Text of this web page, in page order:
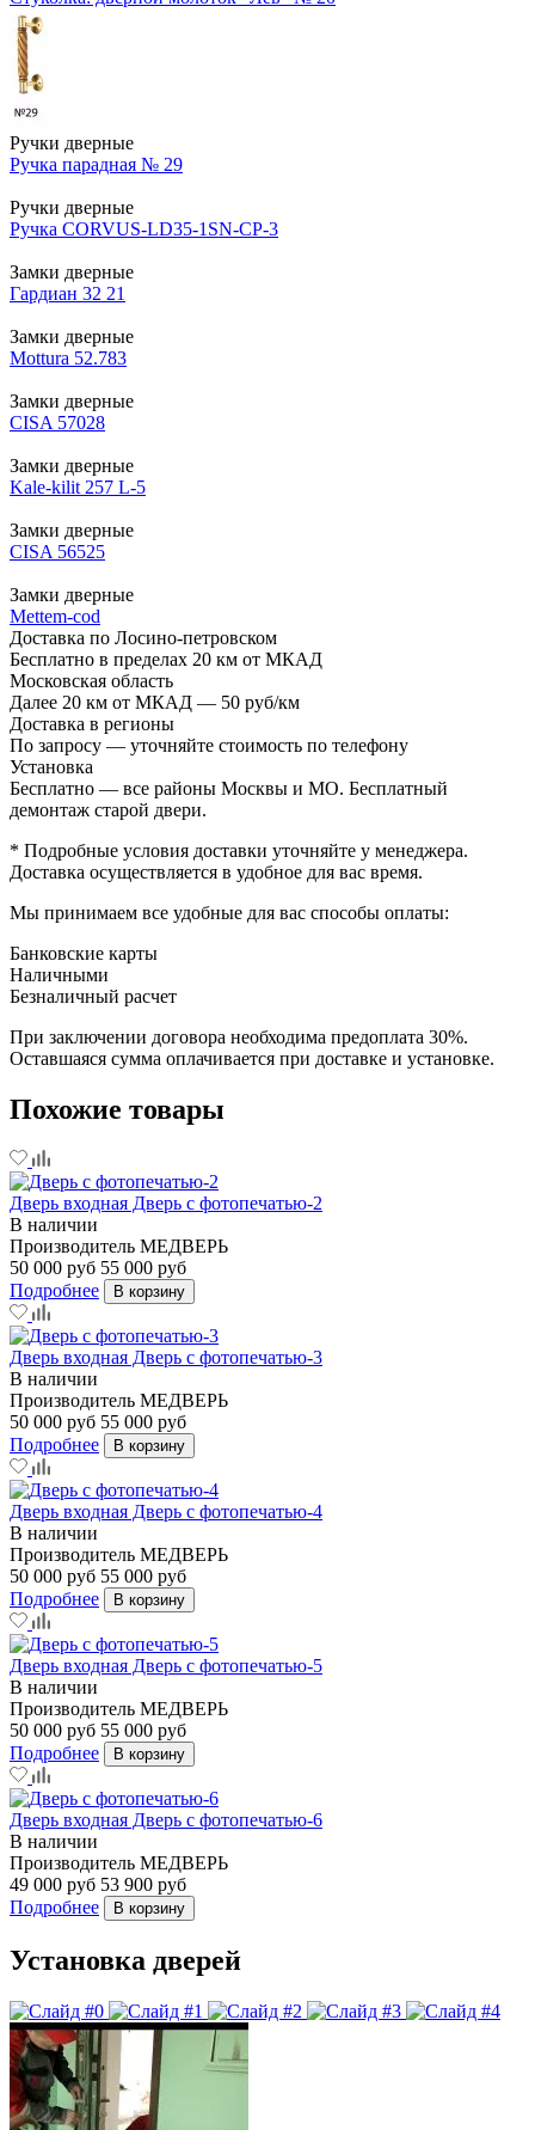
Ручки дверные
Ручка парадная № 29
Ручки дверные
Ручка CORVUS-LD35-1SN-CP-3
Замки дверные
Гардиан 32 21
Замки дверные
Mottura 52.783
Замки дверные
CISA 57028
Замки дверные
Kale-kilit 257 L-5
Замки дверные
CISA 56525
Замки дверные
Mettem-cod
Доставка по Лосино-петровском
Бесплатно в пределах 20 км от МКАД
Московская область
Далее 20 км от МКАД — 50 руб/км
Доставка в регионы
По запросу — уточняйте стоимость по телефону
Установка
Бесплатно — все районы Москвы и МО. Бесплатный
демонтаж старой двери.
* Подробные условия доставки уточняйте у менеджера.
Доставка осуществляется в удобное для вас время.
Мы принимаем все удобные для вас способы оплаты:
Банковские карты
Наличными
Безналичный расчет
При заключении договора необходима предоплата 30%.
Оставшаяся сумма оплачивается при доставке и установке.
Похожие товары
Дверь входная Дверь с фотопечатью-2
В наличии
Производитель МЕДВЕРЬ
50 000 руб 55 000 руб
Подробнее
В корзину
Дверь входная Дверь с фотопечатью-3
В наличии
Производитель МЕДВЕРЬ
50 000 руб 55 000 руб
Подробнее
В корзину
Дверь входная Дверь с фотопечатью-4
В наличии
Производитель МЕДВЕРЬ
50 000 руб 55 000 руб
Подробнее
В корзину
Дверь входная Дверь с фотопечатью-5
В наличии
Производитель МЕДВЕРЬ
50 000 руб 55 000 руб
Подробнее
В корзину
Дверь входная Дверь с фотопечатью-6
В наличии
Производитель МЕДВЕРЬ
49 000 руб 53 900 руб
Подробнее
В корзину
Установка дверей